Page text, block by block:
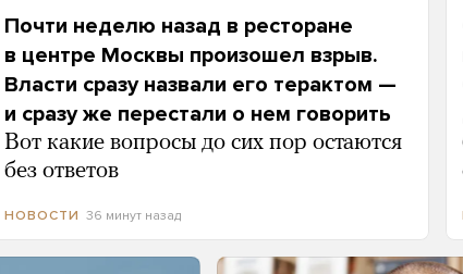
Почти неделю назад в ресторане
в центре Москвы произошел взрыв.
Власти сразу назвали его терактом —
и сразу же перестали о нем говорить
Вот какие вопросы до сих пор остаются
без ответов
НОВОСТИ 36 минут назад